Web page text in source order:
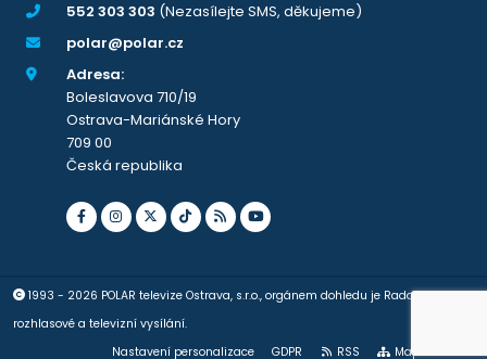
552 303 303 (Nezasílejte SMS, děkujeme)
polar@polar.cz
Adresa:
Boleslavova 710/19
Ostrava-Mariánské Hory
709 00
Česká republika
1993 - 2026 POLAR televize Ostrava, s.r.o., orgánem dohledu je Rada pro
rozhlasové a televizní vysílání.
Nastavení personalizace
GDPR RSS Mapa stránek